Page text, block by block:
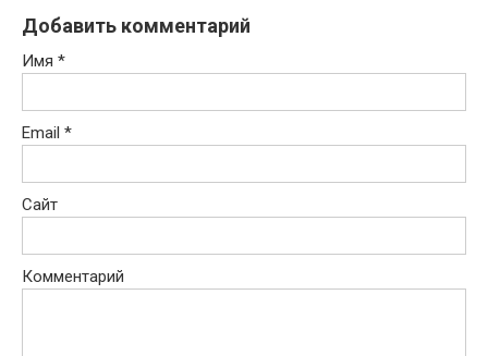
Добавить комментарий
Имя *
Email *
Сайт
Комментарий